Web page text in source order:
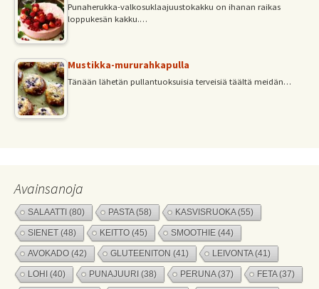
Punaherukka-valkosuklaajuustokakku on ihanan raikas
loppukesän kakku.…
Mustikka-mururahkapulla
Tänään lähetän pullantuoksuisia terveisiä täältä meidän…
Avainsanoja
SALAATTI (80) PASTA(58) KASVISRUOKA(55)
SIENET (48) KEITTO (45) SMOOTHIE (44)
AVOKADO (42) GLUTEENITON (41) LEIVONTA(41)
LOHI (40) PUNAJUURI (38) PERUNA(37) FETA(37)